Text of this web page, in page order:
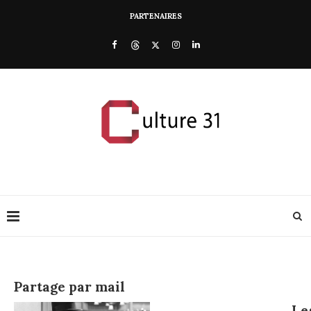
PARTENAIRES
Partage par mail